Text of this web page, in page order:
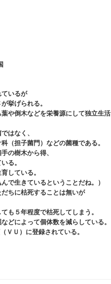
いるが
挙げられる。
や倒木などを栄養源にして独立生活
はなく、
（担子菌門）などの菌種である。
の樹木から得、
る。
している。
で生きているということだね。）
ちに枯死することは無いが
も５年程度で枯死してしまう。
どによって個体数を減らしている。
ＶＵ）に登録されている。